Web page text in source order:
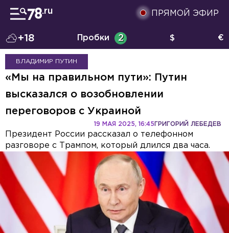
ПРЯМОЙ ЭФИР
+18 Пробки 2 $ €
ВЛАДИМИР ПУТИН
«Мы на правильном пути»: Путин
высказался о возобновлении
переговоров с Украиной
ГРИГОРИЙ ЛЕБЕДЕВ
19 МАЯ 2025, 16:45
Президент России рассказал о телефонном
разговоре с Трампом, который длился два часа.